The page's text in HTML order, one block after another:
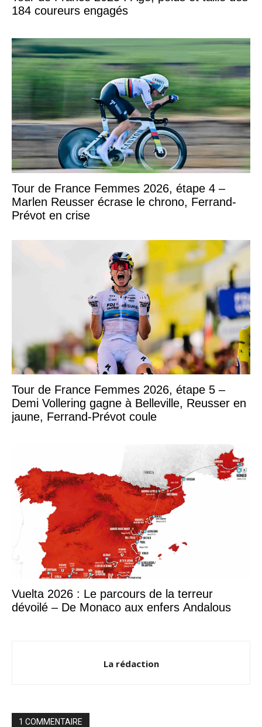
184 coureurs engagés
Tour de France Femmes 2026, étape 4 –
Marlen Reusser écrase le chrono, Ferrand-
Prévot en crise
Tour de France Femmes 2026, étape 5 –
Demi Vollering gagne à Belleville, Reusser en
jaune, Ferrand-Prévot coule
Vuelta 2026 : Le parcours de la terreur
dévoilé – De Monaco aux enfers Andalous
La rédaction
1 COMMENTAIRE